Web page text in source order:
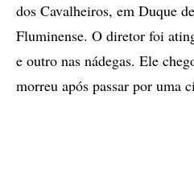
dos Cavalheiros, em Duque
Fluminense. O diretor foi
e outro nas nádegas. Ele
morreu após passar por uma